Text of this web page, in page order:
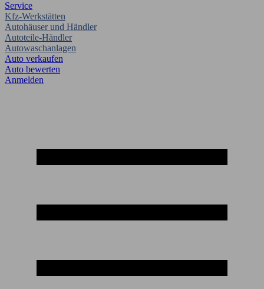
Service
Kfz-Werkstätten
Autohäuser und Händler
Autoteile-Händler
Autowaschanlagen
Auto verkaufen
Auto bewerten
Anmelden